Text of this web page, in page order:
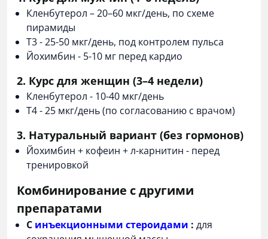
Кленбутерол – 20–60 мкг/день, по схеме
пирамиды
Т3 - 25-50 мкг/день, под контролем пульса
Йохимбин - 5-10 мг перед кардио
2. Курс для женщин (3–4 недели)
Кленбутерол - 10-40 мкг/день
Т4 - 25 мкг/день (по согласованию с врачом)
3. Натуральный вариант (без гормонов)
Йохимбин + кофеин + л-карнитин - перед
тренировкой
Комбинирование с другими
препаратами
С инъекционными стероидами : для